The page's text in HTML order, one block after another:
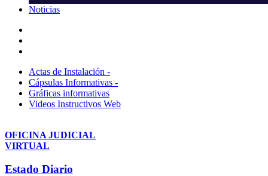
Noticias
Actas de Instalación -
Cápsulas Informativas -
Gráficas informativas
Videos Instructivos Web
OFICINA JUDICIAL
VIRTUAL
Estado Diario